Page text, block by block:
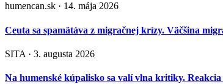
humencan.sk · 14. mája 2026
Ceuta sa spamätáva z migračnej krízy. Väčšina
SITA · 3. augusta 2026
Na humenské kúpalisko sa valí vlna kritiky.